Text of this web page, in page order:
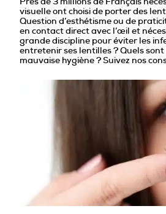
PROFESSIONNELS DE LA
visuelle ont choisi de porter des
Question d’esthétisme ou de
en contact direct avec l’œil et
grande discipline pour éviter les
entretenir ses lentilles ? Quels sont
mauvaise hygiène ? Suivez nos